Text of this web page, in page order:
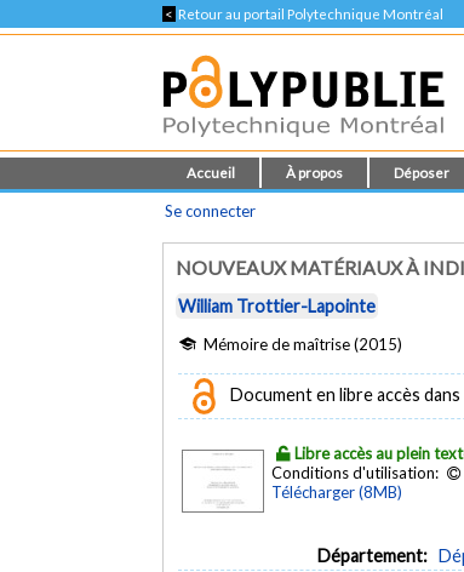
< Retour au portail Polytechnique Montréal
Accueil À propos Déposer
Se connecter
NOUVEAUX MATÉRIAUX À
William Trottier-Lapointe
Mémoire de maîtrise (2015)
Document en libre accès
Libre accès au plein
Conditions d'utilisation:
Télécharger (8MB)
Département: